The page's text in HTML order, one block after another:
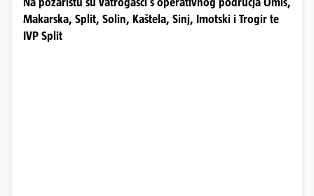
Makarska, Split, Solin, Kaštela, Sinj, Imotski i Trogir te
IVP Split